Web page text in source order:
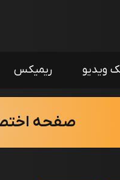
ویدیو ریمیکس
صفحه